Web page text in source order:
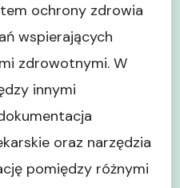
ochrony zdrowia
wspierających
zdrowotnymi. W
innymi
oraz narzędzia
pomiędzy różnymi